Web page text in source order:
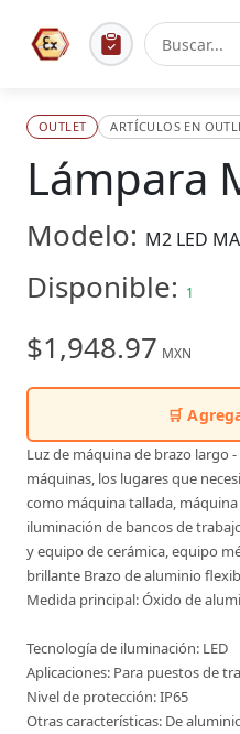
OUTLET ARTÍCULOS EN
Lámpara
Modelo: M2 LED
Disponible: 1
$1,948.97 MXN
🛒
Luz de máquina de brazo largo
máquinas, los lugares que
como máquina tallada, máquina
iluminación de bancos de
y equipo de cerámica, equipo
brillante Brazo de aluminio
Medida principal: Óxido de
Tecnología de iluminación: LED
Aplicaciones: Para puestos de
Nivel de protección: IP65
Otras características: De